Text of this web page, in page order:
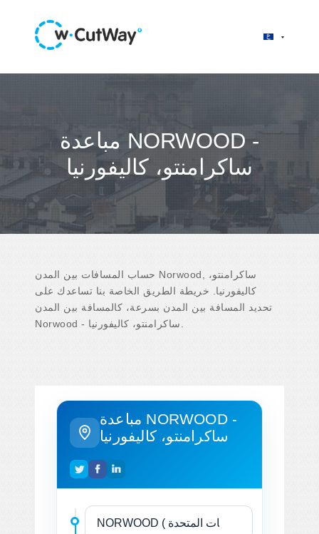
مباعدة NORWOOD -
ساكرامنتو، كاليفورنيا
حساب المسافات بين المدن Norwood, ساكرامنتو،
كاليفورنيا. خريطة الطريق الخاصة بنا تساعدك على
تحديد المسافة بين المدن بسرعة، كالمسافة بين المدن
مباعدة NORWOOD -
ساكرامنتو، كاليفورنيا